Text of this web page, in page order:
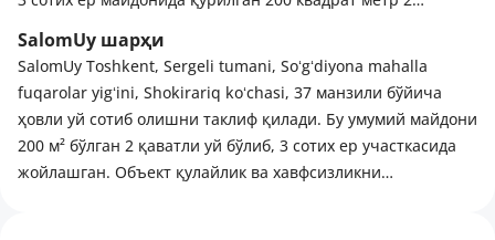
ўзим яшаш учун сифатли материаллардан фойдаланиб
барпо этилган. Қурилиш жараёнида арзон ва сифатсиз
материаллар ишлатилмаган. Газ Сув Свет муаммо йўқ
учмайди
Ҳужжатлари тўлиқ ва жойида
SalomUy шарҳи
SalomUy Toshkent, Sergeli tumani, Soʻgʻdiyona mahalla
fuqarolar yigʻini, Shokirariq koʻchasi, 37 манзили бўйича
ҳовли уй сотиб олишни таклиф қилади. Бу умумий майдони
200 м² бўлган 2 қаватли уй бўлиб, 3 сотих ер участкасида
жойлашган. Объект қулайлик ва хавфсизликни